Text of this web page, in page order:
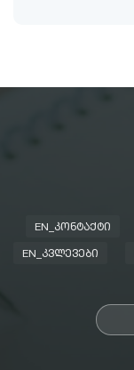
EN_ᲙᲝᲜᲢᲐᲥᲢᲘ
EN_ᲙᲕᲚᲔᲕᲔᲑᲘ